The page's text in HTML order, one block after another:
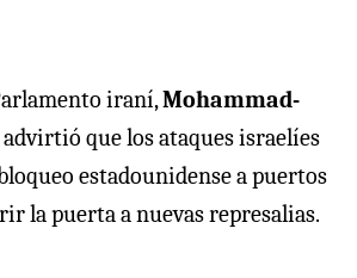
iraní,Mohammad-
advirtió que los ataques israelíes
estadounidense a puertos
la puerta a nuevas represalias.